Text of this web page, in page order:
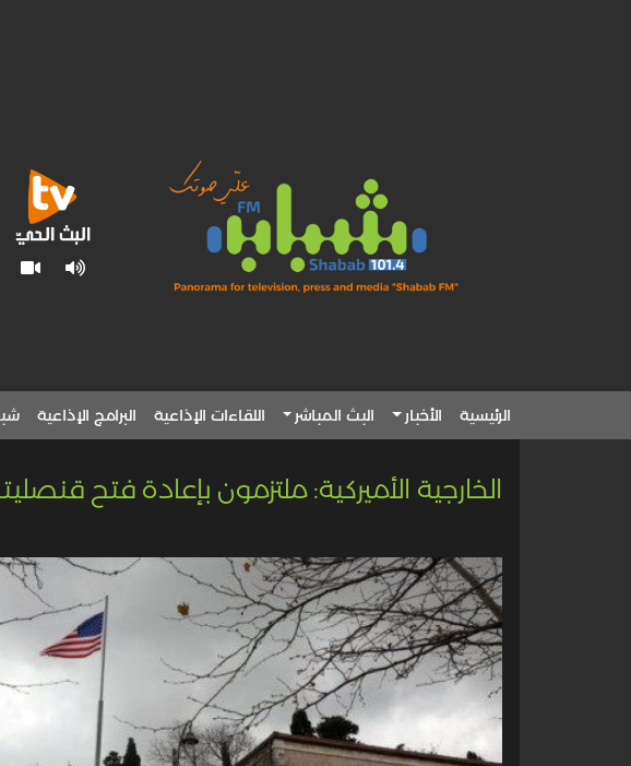
الرئيسية الأخبار البث المباشر اللقاءات الإذاعية البرامج الإذاعية
الخارجية الأميركية: ملتزمون بإعادة فتح